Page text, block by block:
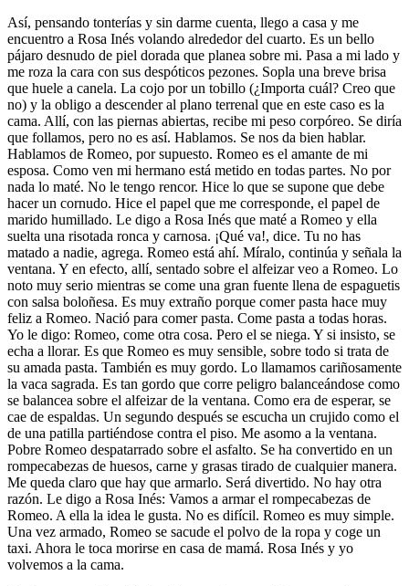
Así, pensando tonterías y sin darme cuenta, llego a casa y me
encuentro a Rosa Inés volando alrededor del cuarto. Es un bello
pájaro desnudo de piel dorada que planea sobre mi. Pasa a mi lado y
me roza la cara con sus despóticos pezones. Sopla una breve brisa
que huele a canela. La cojo por un tobillo (¿Importa cuál? Creo que
no) y la obligo a descender al plano terrenal que en este caso es la
cama. Allí, con las piernas abiertas, recibe mi peso corpóreo. Se diría
que follamos, pero no es así. Hablamos. Se nos da bien hablar.
Hablamos de Romeo, por supuesto. Romeo es el amante de mi
esposa. Como ven mi hermano está metido en todas partes. No por
nada lo maté. No le tengo rencor. Hice lo que se supone que debe
hacer un cornudo. Hice el papel que me corresponde, el papel de
marido humillado. Le digo a Rosa Inés que maté a Romeo y ella
suelta una risotada ronca y carnosa. ¡Qué va!, dice. Tu no has
matado a nadie, agrega. Romeo está ahí. Míralo, continúa y señala la
ventana. Y en efecto, allí, sentado sobre el alfeizar veo a Romeo. Lo
noto muy serio mientras se come una gran fuente llena de espaguetis
con salsa boloñesa. Es muy extraño porque comer pasta hace muy
feliz a Romeo. Nació para comer pasta. Come pasta a todas horas.
Yo le digo: Romeo, come otra cosa. Pero el se niega. Y si insisto, se
echa a llorar. Es que Romeo es muy sensible, sobre todo si trata de
su amada pasta. También es muy gordo. Lo llamamos cariñosamente
la vaca sagrada. Es tan gordo que corre peligro balanceándose como
se balancea sobre el alfeizar de la ventana. Como era de esperar, se
cae de espaldas. Un segundo después se escucha un crujido como el
de una patilla partiéndose contra el piso. Me asomo a la ventana.
Pobre Romeo despatarrado sobre el asfalto. Se ha convertido en un
rompecabezas de huesos, carne y grasas tirado de cualquier manera.
Me queda claro que hay que armarlo. Será divertido. No hay otra
razón. Le digo a Rosa Inés: Vamos a armar el rompecabezas de
Romeo. A ella la idea le gusta. No es difícil. Romeo es muy simple.
Una vez armado, Romeo se sacude el polvo de la ropa y coge un
taxi. Ahora le toca morirse en casa de mamá. Rosa Inés y yo
volvemos a la cama.